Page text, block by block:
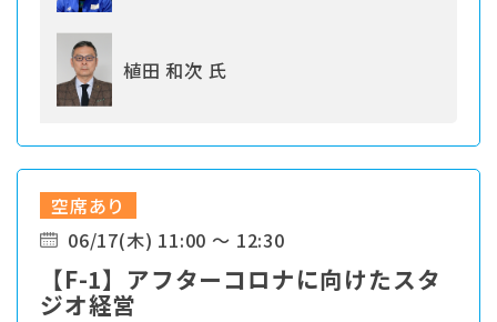
植田 和次 氏
空席あり
06/17(木) 11:00 ～ 12:30
【F-1】アフターコロナに向けたスタ
ジオ経営